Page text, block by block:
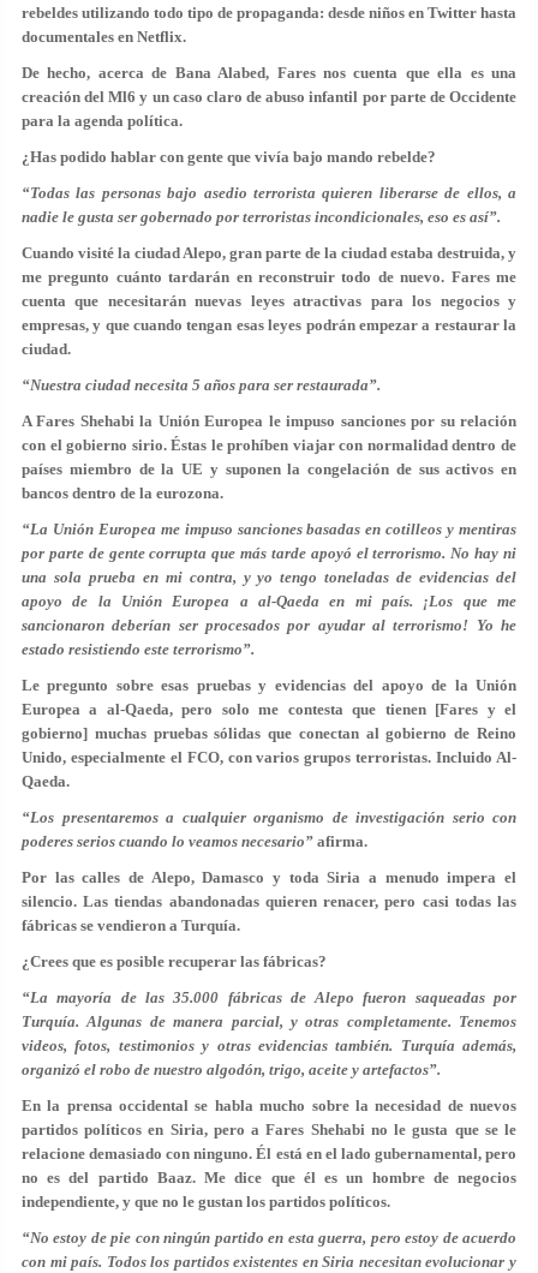
rebeldes utilizando todo tipo de propaganda: desde niños en Twitter hasta
documentales en Netflix.
De hecho, acerca de Bana Alabed, Fares nos cuenta que ella es una
creación del Ml6 y un caso claro de abuso infantil por parte de Occidente
para la agenda política.
¿Has podido hablar con gente que vivía bajo mando rebelde?
“Todas las personas bajo asedio terrorista quieren liberarse de ellos, a
nadie le gusta ser gobernado por terroristas incondicionales, eso es así”.
Cuando visité la ciudad Alepo, gran parte de la ciudad estaba destruida, y
me pregunto cuánto tardarán en reconstruir todo de nuevo. Fares me
cuenta que necesitarán nuevas leyes atractivas para los negocios y
empresas, y que cuando tengan esas leyes podrán empezar a restaurar la
ciudad.
“Nuestra ciudad necesita 5 años para ser restaurada”.
A Fares Shehabi la Unión Europea le impuso sanciones por su relación
con el gobierno sirio. Éstas le prohíben viajar con normalidad dentro de
países miembro de la UE y suponen la congelación de sus activos en
bancos dentro de la eurozona.
“La Unión Europea me impuso sanciones basadas en cotilleos y mentiras
por parte de gente corrupta que más tarde apoyó el terrorismo. No hay ni
una sola prueba en mi contra, y yo tengo toneladas de evidencias del
apoyo de la Unión Europea a al-Qaeda en mi país. ¡Los que me
sancionaron deberían ser procesados por ayudar al terrorismo! Yo he
estado resistiendo este terrorismo”.
Le pregunto sobre esas pruebas y evidencias del apoyo de la Unión
Europea a al-Qaeda, pero solo me contesta que tienen [Fares y el
gobierno] muchas pruebas sólidas que conectan al gobierno de Reino
Unido, especialmente el FCO, con varios grupos terroristas. Incluido Al-
Qaeda.
“Los presentaremos a cualquier organismo de investigación serio con
poderes serios cuando lo veamos necesario” afirma.
Por las calles de Alepo, Damasco y toda Siria a menudo impera el
silencio. Las tiendas abandonadas quieren renacer, pero casi todas las
fábricas se vendieron a Turquía.
¿Crees que es posible recuperar las fábricas?
“La mayoría de las 35.000 fábricas de Alepo fueron saqueadas por
Turquía. Algunas de manera parcial, y otras completamente. Tenemos
videos, fotos, testimonios y otras evidencias también. Turquía además,
organizó el robo de nuestro algodón, trigo, aceite y artefactos”.
En la prensa occidental se habla mucho sobre la necesidad de nuevos
partidos políticos en Siria, pero a Fares Shehabi no le gusta que se le
relacione demasiado con ninguno. Él está en el lado gubernamental, pero
no es del partido Baaz. Me dice que él es un hombre de negocios
independiente, y que no le gustan los partidos políticos.
“No estoy de pie con ningún partido en esta guerra, pero estoy de acuerdo
con mi país. Todos los partidos existentes en Siria necesitan evolucionar y